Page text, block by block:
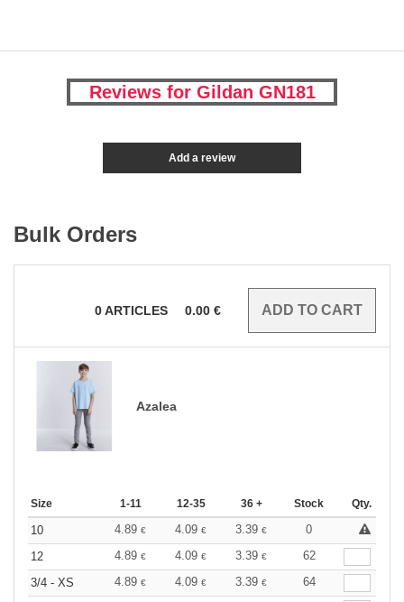
Reviews for Gildan GN181
Add a review
Bulk Orders
0ARTICLES 0.00 €
Azalea
Size 1-11 12-35 36 + Stock Qty.
10 4.89 € 4.09 € 3.39 €
0
12
4.89 € 4.09 € 3.39 €
62
3/4 - XS
4.89 € 4.09 € 3.39 €
64